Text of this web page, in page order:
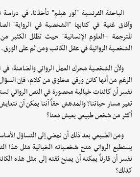
الباحثة الفرنسية "لور هيلم" تأخذنا، في
وآفاق غنية في كتابها "الشخصية في الرواية"
للترجمة –العلوم الإنسانية" حيث تظلل الكثير
الشخصية الروائية في عقل الكاتب ومن ثم على الورق.
ولأن الشخصية محرك العمل الروائي والضامنة،
الرغم من أنها كائن ورقي مخلوق من كلام، فإن
نفسر أن كائنات خيالية محصورة في النص الروائي
تغير مسار حياتنا؟ والمدهش حقاً أننا يمكن أن
أكثر من شخص طبيعي يعيش معنا؟
ومن الطبيعي بعد ذلك أن نمضي إلى التساؤل
يستطيع الروائي منح شخصياته الخيالية مثل هذا
نفسر أن قارئاً يمكنه أن يمنح ثقته إلى مثل هذه
كذلك؟